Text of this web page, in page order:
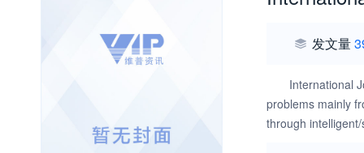
发文量
International
problems mainly
through